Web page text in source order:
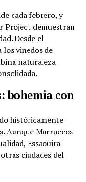
cada febrero, y
Project demuestran
Desde el
viñedos de
naturaleza
bohemia con
históricamente
Aunque Marruecos
Essaouira
ciudades del